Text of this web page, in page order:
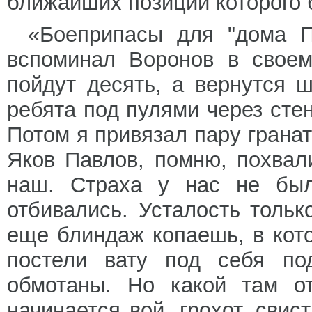
«Боеприпасы для "дома
вспоминал Воронов в
пойдут десять, а вернутся
ребята под пулями через
Потом я привязал пару
Яков Павлов, помню,
наш. Страха у нас не
отбивались. Усталость
еще блиндаж копаешь, в
постели вату под себя
обмотаны. Но какой там